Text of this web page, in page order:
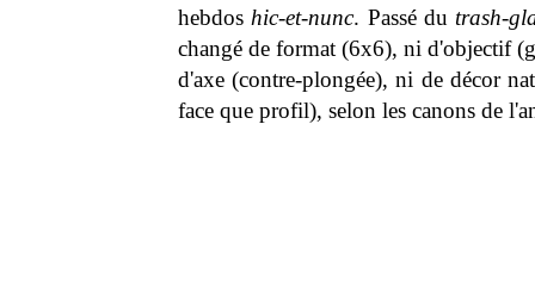
hebdos hic-et-nunc. Passé du trash-
changé de format (6x6), ni d'objectif
d'axe (contre-plongée), ni de décor
face que profil), selon les canons de